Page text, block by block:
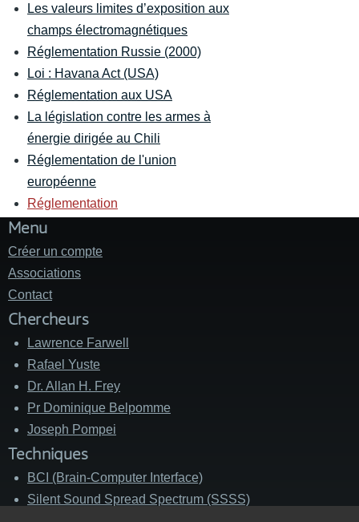
Les valeurs limites d’exposition aux
champs électromagnétiques
Réglementation Russie (2000)
Loi : Havana Act (USA)
Réglementation aux USA
La législation contre les armes à
énergie dirigée au Chili
Réglementation de l'union
européenne
Réglementation
Menu
Créer un compte
Associations
Contact
Chercheurs
Lawrence Farwell
Rafael Yuste
Dr. Allan H. Frey
Pr Dominique Belpomme
Joseph Pompei
Techniques
BCI (Brain-Computer Interface)
Silent Sound Spread Spectrum (SSSS)